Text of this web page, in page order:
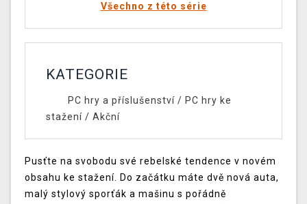
Všechno z této série
KATEGORIE
PC hry a příslušenství/ PC hry ke
stažení / Akční
Pusťte na svobodu své rebelské tendence v novém
obsahu ke stažení. Do začátku máte dvě nová auta,
malý stylový sporťák a mašinu s pořádně